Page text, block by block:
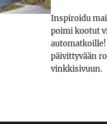
Inspiroidu
poimi kootut
päivittyvään
vinkkisivuun.